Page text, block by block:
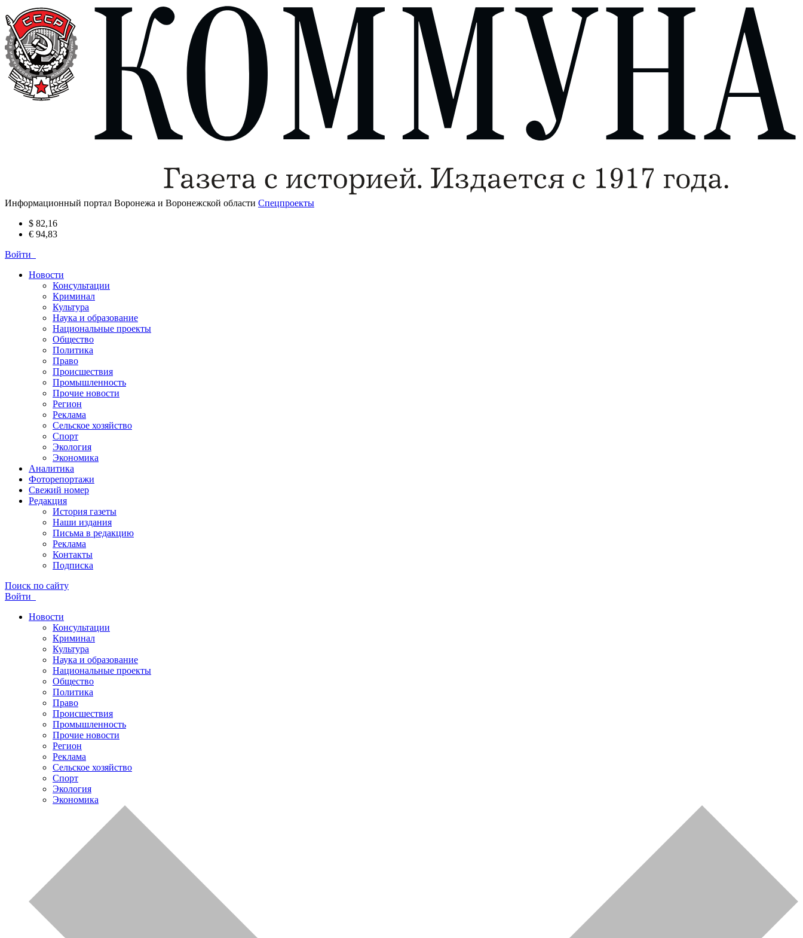
Информационный портал Воронежа и Воронежской области Спецпроекты
$ 82,16
€ 94,83
Войти
Новости
Консультации
Криминал
Культура
Наука и образование
Национальные проекты
Общество
Политика
Право
Происшествия
Промышленность
Прочие новости
Регион
Реклама
Сельское хозяйство
Спорт
Экология
Экономика
Аналитика
Фоторепортажи
Свежий номер
Редакция
История газеты
Наши издания
Письма в редакцию
Реклама
Контакты
Подписка
Поиск по сайту
Войти
Новости
Консультации
Криминал
Культура
Наука и образование
Национальные проекты
Общество
Политика
Право
Происшествия
Промышленность
Прочие новости
Регион
Реклама
Сельское хозяйство
Спорт
Экология
Экономика